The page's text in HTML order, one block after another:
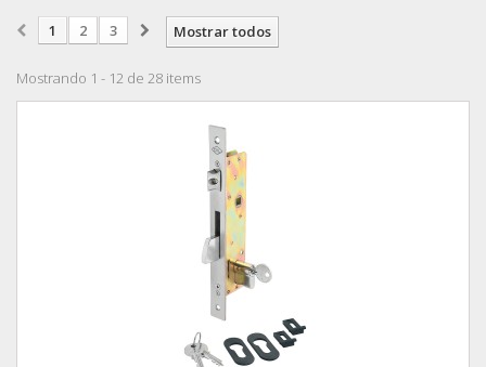
Mostrar todos
1 2 3
Mostrando 1 - 12 de 28 items